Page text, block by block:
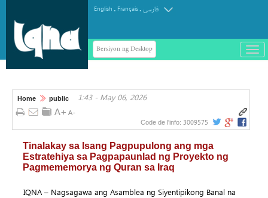
English . Français.فارسی
Bersiyon ng Desktop
باز
و
Home public 1:43 - May 06, 2026
Code de l'info: 3009575
Tinalakay sa Isang Pagpupulong ang mga
Estratehiya sa Pagpapaunlad ng Proyekto ng
Pagmememorya ng Quran sa Iraq
IQNA – Nagsagawa ang Asamblea ng Siyentipikong Banal na